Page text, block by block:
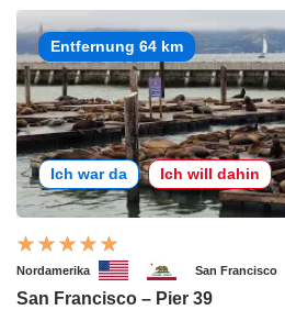
Entfernung 64 km
Ich war da Ich will dahin
Nordamerika San Francisco
San Francisco – Pier 39